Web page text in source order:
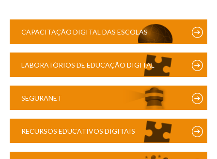
CAPACITAÇÃO DIGITAL DAS ESCOLAS
LABORATÓRIOS DE EDUCAÇÃO DIGITAL
SEGURANET
RECURSOS EDUCATIVOS DIGITAIS